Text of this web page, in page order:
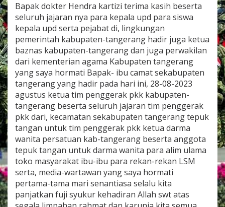
T
a
n
e
r
a
n
g
M
e
m
p
e
r
i
n
g
a
t
i
H
Bapak dokter Hendra kartizi terima kasih beserta
seluruh jajaran nya para kepala upd para siswa
kepala upd serta pejabat di, lingkungan
pemerintah kabupaten-tangerang hadir juga ketua
baznas kabupaten-tangerang dan juga perwakilan
dari kementerian agama Kabupaten tangerang
yang saya hormati Bapak- ibu camat sekabupaten
tangerang yang hadir pada hari ini, 28-08-2023
agustus ketua tim penggerak pkk kabupaten-
tangerang beserta seluruh jajaran tim penggerak
pkk dari, kecamatan sekabupaten tangerang tepuk
tangan untuk tim penggerak pkk ketua darma
wanita persatuan kab-tangerang beserta anggota
tepuk tangan untuk darma wanita para alim ulama
toko masyarakat ibu-ibu para rekan-rekan LSM
serta, media-wartawan yang saya hormati
pertama-tama mari senantiasa selalu kita
panjatkan fuji syukur kehadiran Allah swt atas